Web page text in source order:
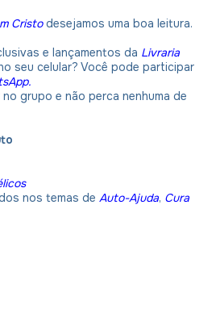
Cristodesejamos uma boa leitura.
e lançamentos da Livraria
seu celular? Você pode participar
grupo e não perca nenhuma de
nos temas de Auto-Ajuda, Cura